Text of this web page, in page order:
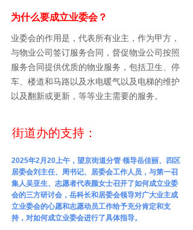
为什么要成立业委会？
业委会的作用是，代表所有业主，作为甲方，
与物业公司签订服务合同，督促物业公司按照
服务合同提供优质的物业服务，包括卫生、停
车、楼道和马路以及水电暖气以及电梯的维护
以及翻新或更新，等等业主需要的服务。
街道办的支持：
2025年2月20上午，望京街道分管 领导岳佳丽、四区
居委会刘主任、周书记、居委会工作人员，与第一召
集人吴亚生、志愿者代表颜女士召开了如何成立业委
会的三方研讨会，岳科长和居委会领导对广大业主成
立业委会的心愿和志愿动员工作给予充分肯定和支
持，对如何成立业委会进行了具体指导。